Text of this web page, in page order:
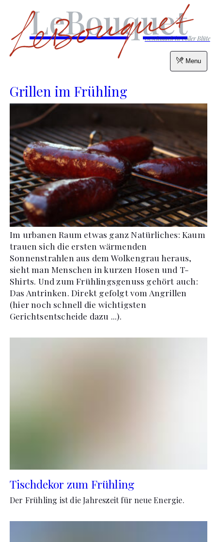
Menu
LeBouquet
Geschmack in voller Blüte
Grillen im Frühling
Im urbanen Raum etwas ganz Natürliches: Kaum
trauen sich die ersten wärmenden
Sonnenstrahlen aus dem Wolkengrau heraus,
sieht man Menschen in kurzen Hosen und T-
Shirts. Und zum Frühlingsgenuss gehört auch:
Das Antrinken. Direkt gefolgt vom Angrillen
(hier noch schnell die wichtigsten
Gerichtsentscheide dazu ...).
Tischdekor zum Frühling
Der Frühling ist die Jahreszeit für neue Energie.